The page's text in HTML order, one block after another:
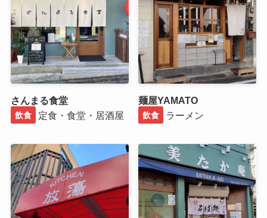
さんまる食堂
飲食 定食・食堂・居酒屋
麺屋YAMATO
飲食 ラーメン